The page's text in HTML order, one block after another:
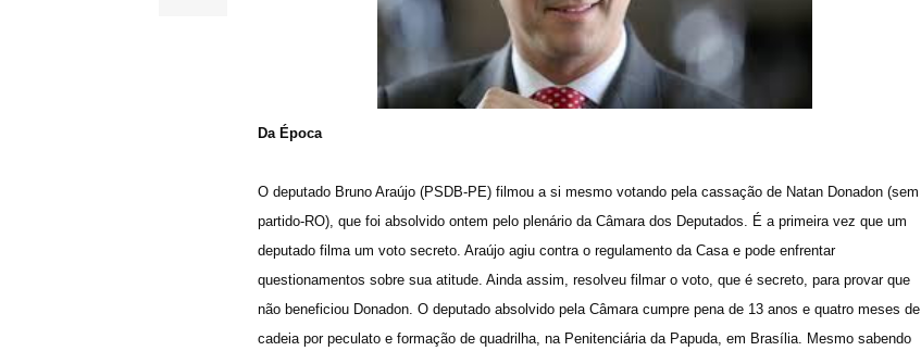
Da Época
O deputado Bruno Araújo (PSDB-PE) filmou a si mesmo votando pela cassação de Natan Donadon (sem
partido-RO), que foi absolvido ontem pelo plenário da Câmara dos Deputados. É a primeira vez que um
deputado filma um voto secreto. Araújo agiu contra o regulamento da Casa e pode enfrentar
questionamentos sobre sua atitude. Ainda assim, resolveu filmar o voto, que é secreto, para provar que
não beneficiou Donadon. O deputado absolvido pela Câmara cumpre pena de 13 anos e quatro meses de
cadeia por peculato e formação de quadrilha, na Penitenciária da Papuda, em Brasília. Mesmo sabendo